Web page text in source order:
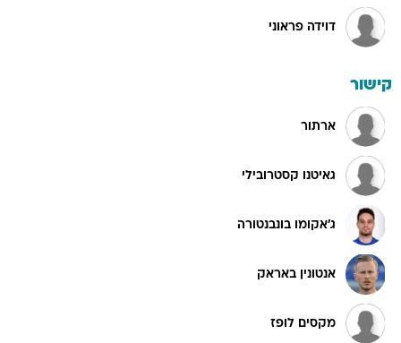
דוידה פראוני
קישור
ארתור
גאיטנו קסטרובילי
ג'אקומו בונבנטורה
אנטונין באראק
מקסים לופז